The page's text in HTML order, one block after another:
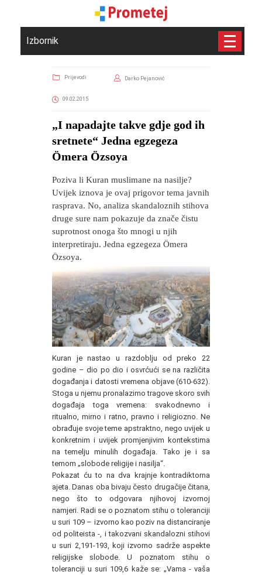
Izbornik
Prijevodi Darko Pejanović
09.02.2015
„I napadajte takve gdje god ih
sretnete“ Jedna egzegeza
Ömera Özsoya
Poziva li Kuran muslimane na nasilje?
Uvijek iznova je ovaj prigovor tema javnih
rasprava. No, analiza skandaloznih stihova
druge sure nam pokazuje da znače čistu
suprotnost onoga što mnogi u njih
interpretiraju. Jedna egzegeza Ömera
Özsoya.
Kuran je nastao u razdoblju od preko 22
godine – dio po dio i osvrćući se na različita
događanja i datosti vremena objave (610-632).
Stoga u njemu pronalazimo tragove skoro svih
događaja toga vremena: svakodnevno i
ritualno, mirno i ratno, pravno i religiozno. Ne
obrađuje svoje teme apstraktno, nego uvijek u
konkretnim i uvijek promjenjivim kontekstima
na temelju minulih događaja. Tako je i sa
temom „slobode religije i nasilja“.
Pokazat ću to na dva krajnje kontradiktorna
ajeta. Danas oba bivaju često drugačije čitana,
nego što to odgovara njihovoj izvornoj
namjeri. Radi se o poznatom stihu o toleranciji
u suri 109 – izvorno kao poziv na distanciranje
od politeista -, i takozvani skandalozni stihovi
u suri 2,191-193, koji izvorno sadrže aspekte
religijske slobode. U poznatom stihu o
toleranciji u suri 109,6 kaže se: „Vama - vaša